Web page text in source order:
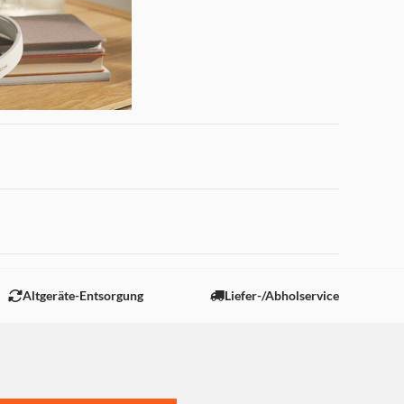
reduziert die
Altgeräte-Entsorgung Liefer-/Abholservice